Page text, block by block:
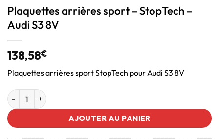
Plaquettes arrières sport – StopTech –
Audi S3 8V
138,58€
Plaquettes arrières sport StopTech pour Audi S3 8V
AJOUTER AU PANIER